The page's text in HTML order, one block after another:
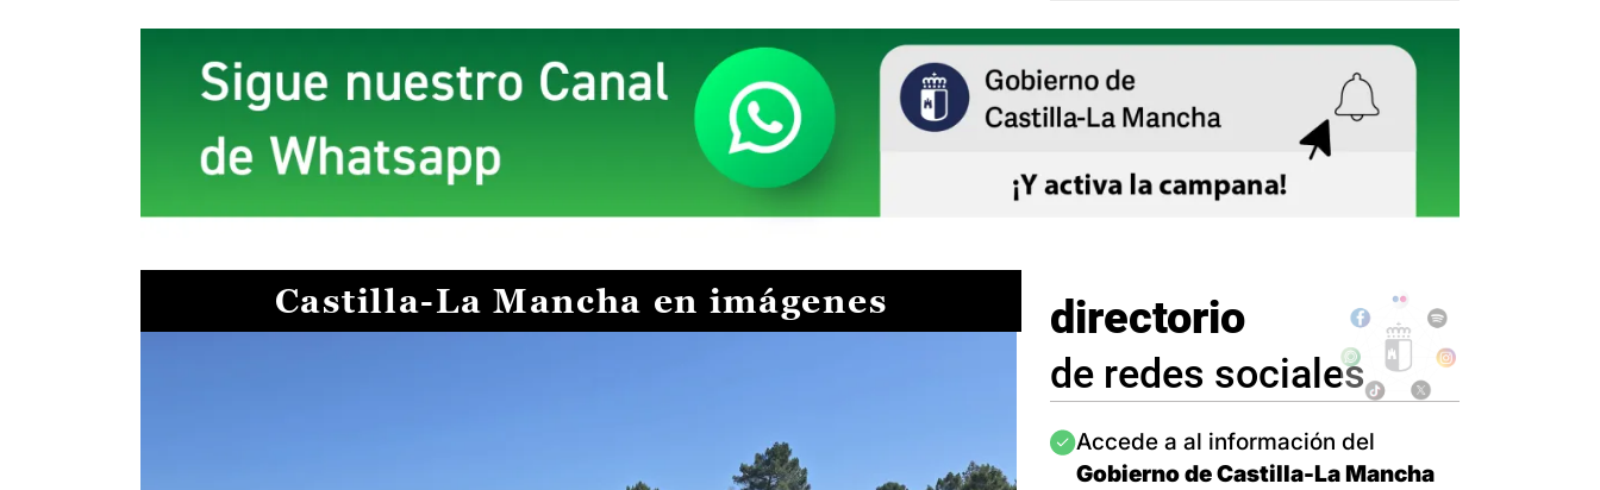
Castilla-La Mancha en imágenes directorio
de redes sociales
Imagen
Accede a al información del
Gobierno de Castilla-La Mancha